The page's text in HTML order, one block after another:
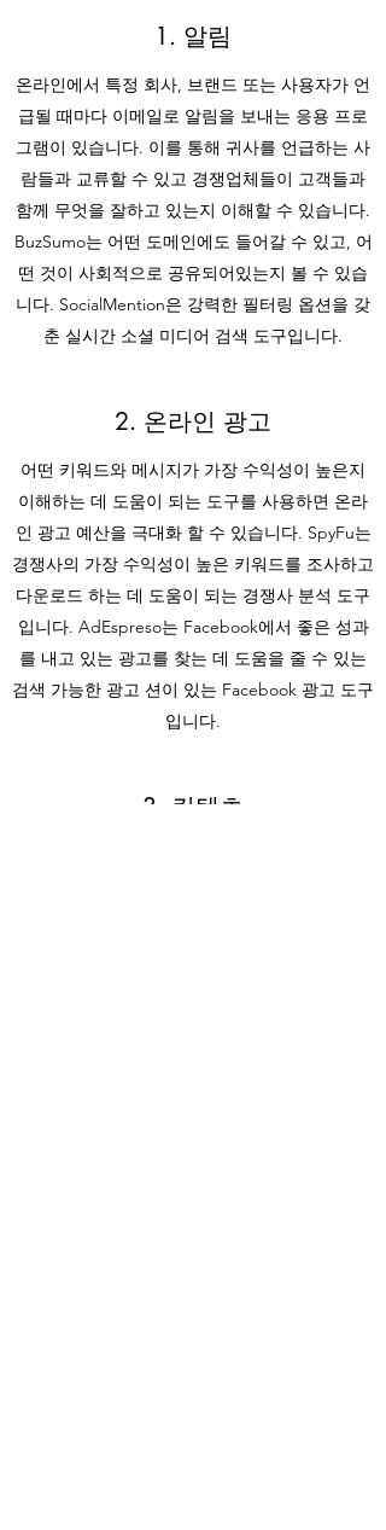
1. 알림
온라인에서 특정 회사, 브랜드 또는 사용자가 언
급될 때마다 이메일로 알림을 보내는 응용 프로
그램이 있습니다. 이를 통해 귀사를 언급하는 사
람들과 교류할 수 있고 경쟁업체들이 고객들과
함께 무엇을 잘하고 있는지 이해할 수 있습니다.
BuzSumo는 어떤 도메인에도 들어갈 수 있고, 어
떤 것이 사회적으로 공유되어있는지 볼 수 있습
니다. SocialMention은 강력한 필터링 옵션을 갖
춘 실시간 소셜 미디어 검색 도구입니다.
2. 온라인 광고
어떤 키워드와 메시지가 가장 수익성이 높은지
이해하는 데 도움이 되는 도구를 사용하면 온라
인 광고 예산을 극대화 할 수 있습니다. SpyFu는
경쟁사의 가장 수익성이 높은 키워드를 조사하고
다운로드 하는 데 도움이 되는 경쟁사 분석 도구
입니다. AdEspreso는 Facebook에서 좋은 성과
를 내고 있는 광고를 찾는 데 도움을 줄 수 있는
검색 가능한 광고 션이 있는 Facebook 광고 도구
입니다.
3. 컨텐츠